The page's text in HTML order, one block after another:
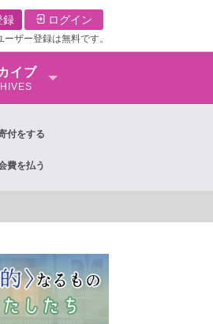
録 ログイン
ザー登録は無料です。
イブ
付をする
費を払う